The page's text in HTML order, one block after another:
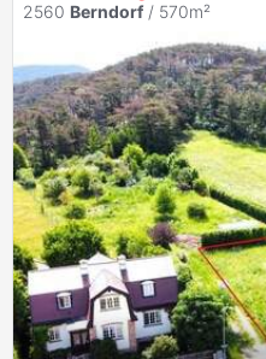
2560 Berndorf / 570m²